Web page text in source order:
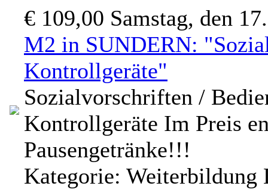
€ 109,00 Samstag, den
M2 in SUNDERN:
Kontrollgeräte"
Sozialvorschriften /
Kontrollgeräte Im Preis
Pausengetränke!!!
Kategorie: Weiterbildung